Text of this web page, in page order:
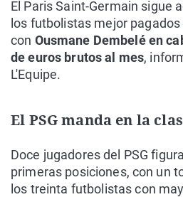
El Paris Saint-Germain sigue
los futbolistas mejor
con Ousmane Dembelé en
de euros brutos al mes,
L'Equipe.
El PSG manda en la
Doce jugadores del PSG
primeras posiciones, con un
los treinta futbolistas con